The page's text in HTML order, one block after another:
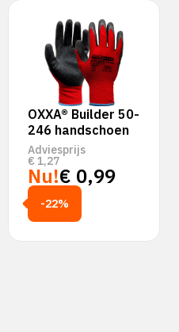
OXXA® Builder 50-
246 handschoen
Adviesprijs
€ 1,27
Nu!€ 0,99
-22%